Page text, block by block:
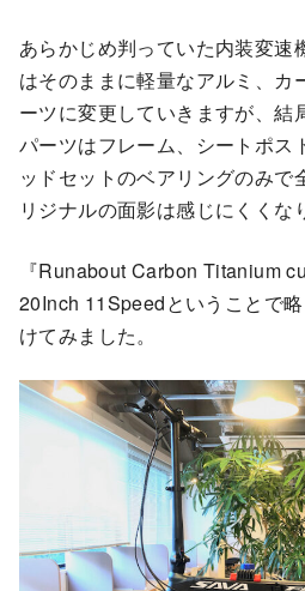
あらかじめ判っていた内装変速
はそのままに軽量なアルミ、カ
ーツに変更していきますが、
パーツはフレーム、シートポス
ッドセットのベアリングのみで
リジナルの面影は感じにくくな
『Runabout Carbon Titanium
20Inch 11Speedということで
けてみました。